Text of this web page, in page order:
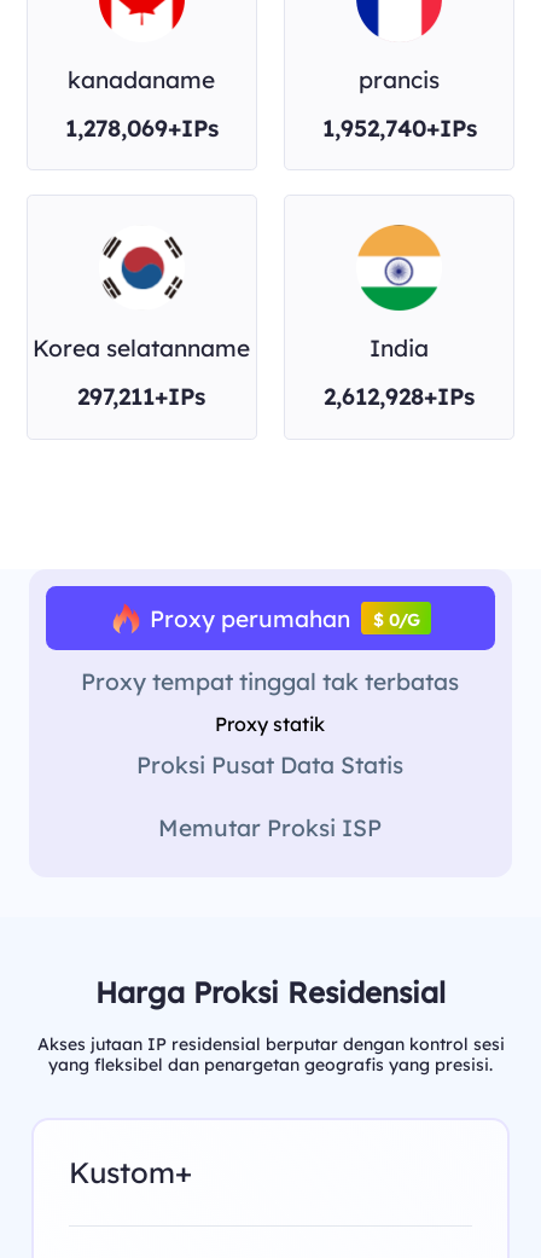
kanadaname
1,278,069+IPs
prancis
1,952,740+IPs
Korea selatanname
297,211+IPs
India
2,612,928+IPs
Proxy perumahan $ 0/G
Proxy tempat tinggal tak terbatas
Proxy statik
Proksi Pusat Data Statis
Memutar Proksi ISP
Harga Proksi Residensial
Akses jutaan IP residensial berputar dengan kontrol sesi
yang fleksibel dan penargetan geografis yang presisi.
Kustom+